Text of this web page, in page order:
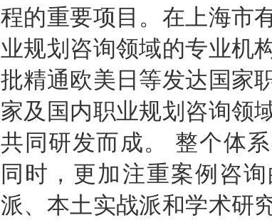
程的重要项目。在上海市
业规划咨询领域的专业机
批精通欧美日等发达国家
家及国内职业规划咨询领
共同研发而成。 整个体
同时，更加注重案例咨
派、本土实战派和学术研